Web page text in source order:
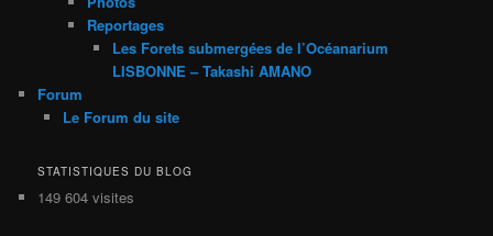
Reportages
Les Forets submergées de l’Océanarium
LISBONNE – Takashi AMANO
Forum
Le Forum du site
STATISTIQUES DU BLOG
149 604 visites